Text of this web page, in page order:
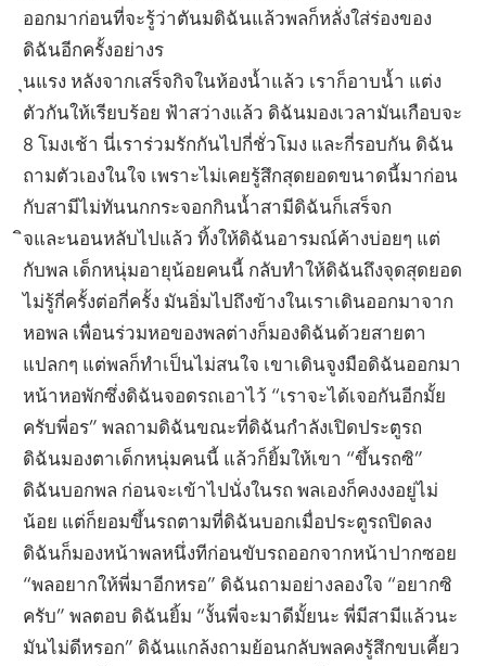
ออกมาก่อนที่จะรู้ว่าตันมดิฉันแล้วพลก็หลั่งใส่ร่องของ
ดิฉันอีกครั้งอย่างร
ุนแรง หลังจากเสร็จกิจในห้องน้ำแล้ว เราก็อาบน้ำ แต่ง
ตัวกันให้เรียบร้อย ฟ้าสว่างแล้ว ดิฉันมองเวลามันเกือบจะ
8 โมงเช้า นี่เราร่วมรักกันไปกี่ชั่วโมง และกี่รอบกัน ดิฉัน
ถามตัวเองในใจ เพราะไม่เคยรู้สึกสุดยอดขนาดนี้มาก่อน
กับสามีไม่ทันนกกระจอกกินน้ำสามีดิฉันก็เสร็จก
ิจและนอนหลับไปแล้ว ทิ้งให้ดิฉันอารมณ์ค้างบ่อยๆ แต่
กับพล เด็กหนุ่มอายุน้อยคนนี้ กลับทำให้ดิฉันถึงจุดสุดยอด
ไม่รู้กี่ครั้งต่อกี่ครั้ง มันอิ่มไปถึงข้างในเราเดินออกมาจาก
หอพล เพื่อนร่วมหอของพลต่างก็มองดิฉันด้วยสายตา
แปลกๆ แต่พลก็ทำเป็นไม่สนใจ เขาเดินจูงมือดิฉันออกมา
หน้าหอพักซึ่งดิฉันจอดรถเอาไว้ “เราจะได้เจอกันอีกมั้ย
ครับพี่อร” พลถามดิฉันขณะที่ดิฉันกำลังเปิดประตูรถ
ดิฉันมองตาเด็กหนุ่มคนนี้ แล้วก็ยิ้มให้เขา “ขึ้นรถซิ”
ดิฉันบอกพล ก่อนจะเข้าไปนั่งในรถ พลเองก็คงงงอยู่ไม่
น้อย แต่ก็ยอมขึ้นรถตามที่ดิฉันบอกเมื่อประตูรถปิดลง
ดิฉันก็มองหน้าพลหนึ่งทีก่อนขับรถออกจากหน้าปากซอย
“พลอยากให้พี่มาอีกหรอ” ดิฉันถามอย่างลองใจ “อยากซิ
ครับ” พลตอบ ดิฉันยิ้ม “งั้นพี่จะมาดีมั้ยนะ พี่มีสามีแล้วนะ
มันไม่ดีหรอก” ดิฉันแกล้งถามย้อนกลับพลคงรู้สึกขบเคี้ยว